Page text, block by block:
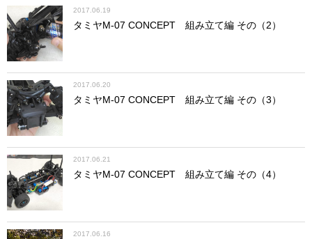
2017.06.19
タミヤM-07 CONCEPT 組み立て編 その（2）
2017.06.20
タミヤM-07 CONCEPT 組み立て編 その（3）
2017.06.21
タミヤM-07 CONCEPT 組み立て編 その（4）
2017.06.16